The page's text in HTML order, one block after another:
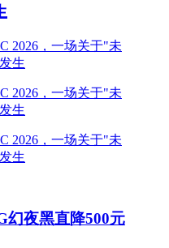
幻夜黑直降500元